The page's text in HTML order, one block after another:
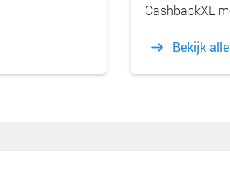
CashbackXL
Bekijk